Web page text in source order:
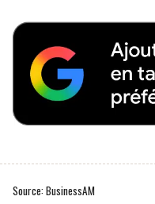
Source: BusinessAM